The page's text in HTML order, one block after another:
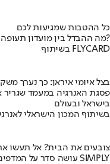
כל ההטבות שמגיעות לכם
מה ההבדל בין מועדון תעופה וכרטיס אשראי?
בשיתוף FLYCARD
בצל איומי איראן: כך נערך
פסגת האנרגיה במעמד שגריר
בישראל ובעולם
בשיתוף המכון הישראלי
צובעים את הבית? אל תעשו
מומחה BG BOND עושה סדר על המדפים ומציג את מותג הצבע SIMPLY